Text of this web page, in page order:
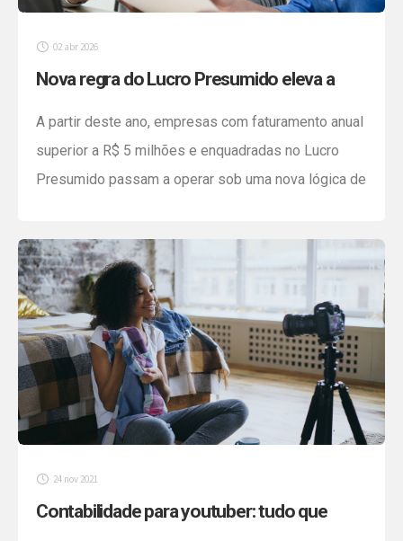
02 abr 2026
Nova regra do Lucro Presumido eleva a
planejamento
A partir deste ano, empresas com faturamento anual
superior a R$ 5 milhões e enquadradas no Lucro
Presumido passam a operar sob uma nova lógica de
base de cálculo do Imposto sobre a Renda das
Pessoas Jurídicas (IRPJ) e da Contribuição Social
sobre o Lucro Líquido (CSLL), […]
24 nov 2021
Contabilidade para youtuber: tudo que